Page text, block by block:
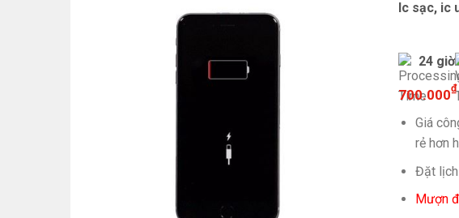
Ic sạc, ic
24 giờ
700.000₫
Giá
rẻ hơn
Đặt
Mượn